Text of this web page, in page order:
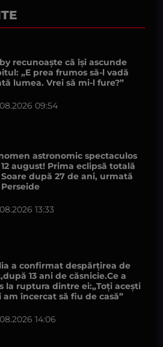
recunoaște că își ascunde
„E prea frumos să-l vadă
lumea. Vrei să mi-l fure?”
09:54
astronomic spectaculos
august! Prima eclipsă totală
după 27 de ani, urmată
13:33
a confirmat despărțirea de
13 ani de căsnicie.Ce a
la ruptura dintre ei:„Toți acești
am încercat să fiu de casă”
14:06